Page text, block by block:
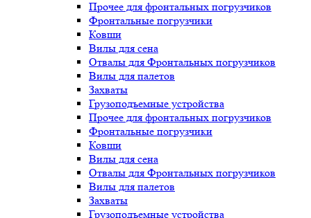
Прочее для фронтальных погрузчиков
Фронтальные погрузчики
Ковши
Вилы для сена
Отвалы для Фронтальных погрузчиков
Вилы для палетов
Захваты
Грузоподъемные устройства
Прочее для фронтальных погрузчиков
Фронтальные погрузчики
Ковши
Вилы для сена
Отвалы для Фронтальных погрузчиков
Вилы для палетов
Захваты
Грузоподъемные устройства